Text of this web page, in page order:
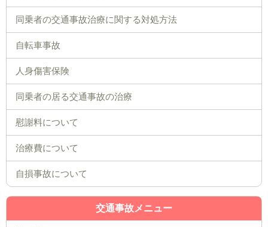
同乗者の交通事故治療に関する対処方法
自転車事故
人身傷害保険
同乗者の居る交通事故の治療
慰謝料について
治療費について
自損事故について
交通事故メニュー